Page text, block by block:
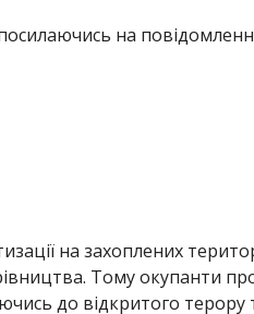
на
адміністрації, аптеки,
громадянам без паспорта